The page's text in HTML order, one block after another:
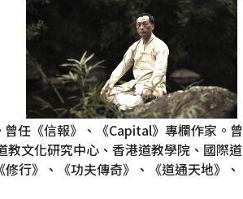
任《信報》、《Capital》專欄作家。曾
文化研究中心、香港道教學院、國際道
行》、《功夫傳奇》、《道通天地》、